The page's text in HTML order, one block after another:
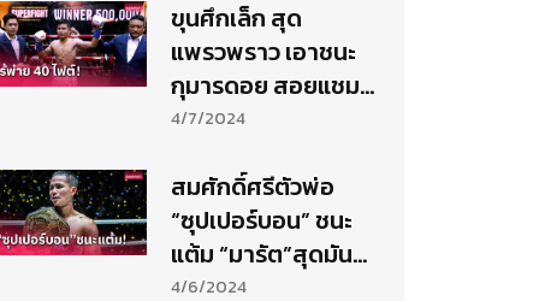
ขุนศึกเล็ก สุด
แพรวพราว เอาชนะ
กุมารดอย สอยแชมป์
เวทีราชดำเนิน
4/7/2024
สมศักดิ์ศรีตัวพ่อ
“ซุปเปอร์บอน” ชนะ
แต้ม “มารัต”สุดมัน
คว้าเข็มขัดคิกบ็อกซิ่ง
4/6/2024